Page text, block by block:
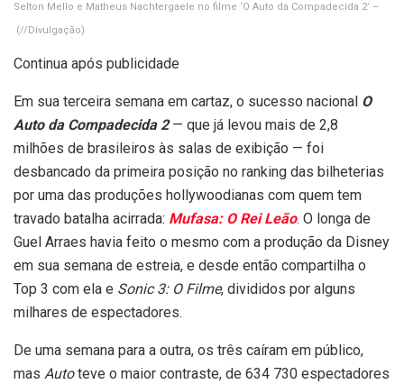
Selton Mello e Matheus Nachtergaele no filme ‘O Auto da Compadecida 2’ –
(//Divulgação)
Continua após publicidade
Em sua terceira semana em cartaz, o sucesso nacional O
Auto da Compadecida 2 — que já levou mais de 2,8
milhões de brasileiros às salas de exibição — foi
desbancado da primeira posição no ranking das bilheterias
por uma das produções hollywoodianas com quem tem
travado batalha acirrada: Mufasa: O Rei Leão. O longa de
Guel Arraes havia feito o mesmo com a produção da Disney
em sua semana de estreia, e desde então compartilha o
Top 3 com ela e Sonic 3: O Filme, divididos por alguns
milhares de espectadores.
De uma semana para a outra, os três caíram em público,
mas Autoteve o maior contraste, de 634 730 espectadores